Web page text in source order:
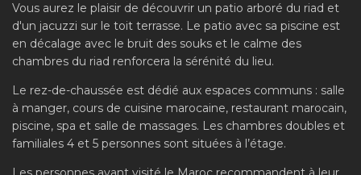
Vous aurez le plaisir de découvrir un patio arboré du riad et
d'un jacuzzi sur le toit terrasse. Le patio avec sa piscine est
en décalage avec le bruit des souks et le calme des
chambres du riad renforcera la sérénité du lieu.
Le rez-de-chaussée est dédié aux espaces communs : salle
à manger, cours de cuisine marocaine, restaurant marocain,
piscine, spa et salle de massages. Les chambres doubles et
familiales 4 et 5 personnes sont situées à l’étage.